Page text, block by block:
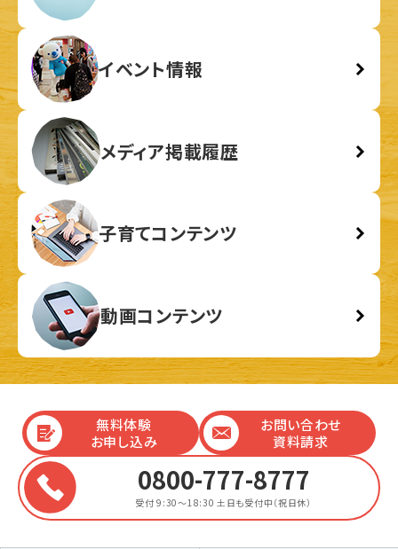
イベント情報
メディア掲載履歴
子育てコンテンツ
動画コンテンツ
無料体験
お申し込み
お問い合わせ
資料請求
0800-777-8777
受付 9:30～18:30 土日も受付中（祝日休）